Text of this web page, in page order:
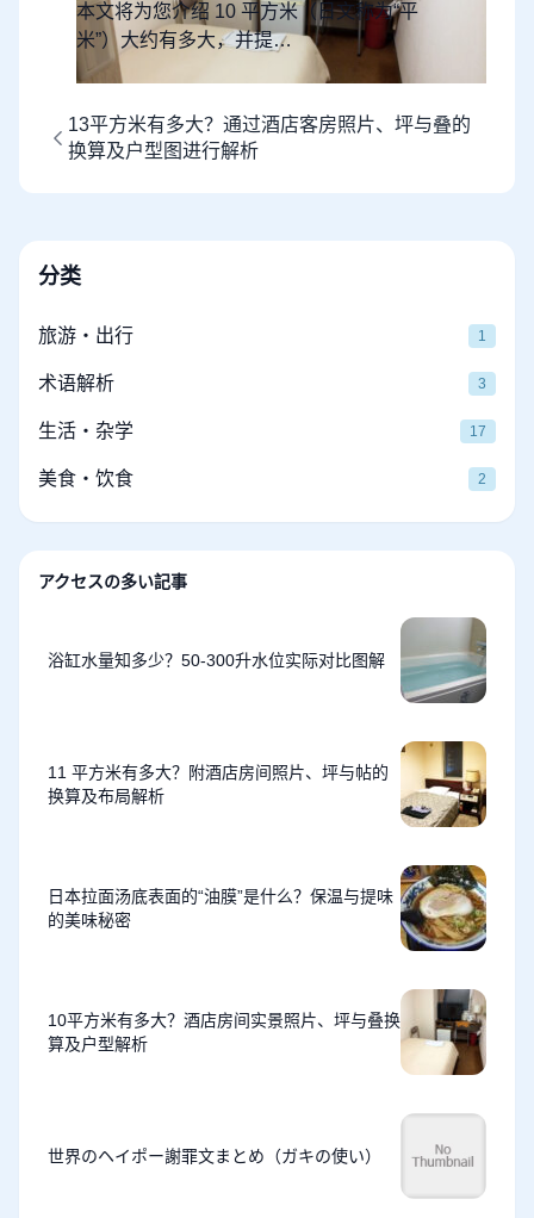
本文将为您介绍 10 平方米（日文称为“平
米”）大约有多大，并提…
13平方米有多大？通过酒店客房照片、坪与叠的
换算及户型图进行解析
分类
旅游・出行 1
术语解析 3
生活・杂学 17
美食・饮食 2
アクセスの多い記事
浴缸水量知多少？50-300升水位实际对比图解
11 平方米有多大？附酒店房间照片、坪与帖的
换算及布局解析
日本拉面汤底表面的“油膜”是什么？保温与提味
的美味秘密
10平方米有多大？酒店房间实景照片、坪与叠换
算及户型解析
世界のヘイポー謝罪文まとめ（ガキの使い）